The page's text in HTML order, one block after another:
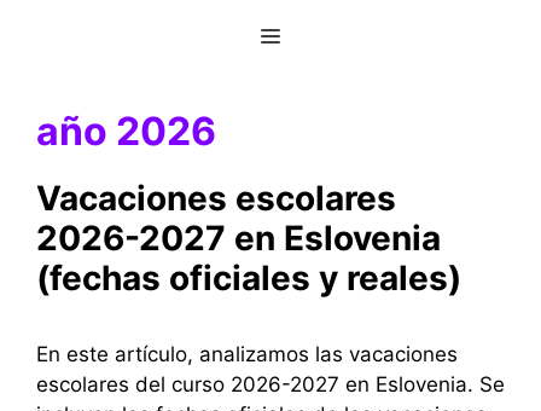
Menú
año 2026
Vacaciones escolares
2026-2027 en Eslovenia
(fechas oficiales y reales)
En este artículo, analizamos las vacaciones
escolares del curso 2026-2027 en Eslovenia. Se